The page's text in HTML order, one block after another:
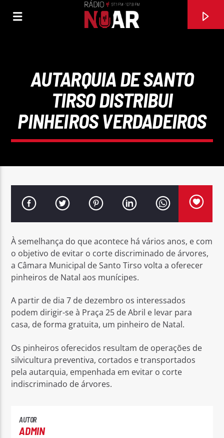
EU TAMBÉM SOU SENTIMENTAL
Rádio No ar
AUTARQUIA DE SANTO
TIRSO DISTRIBUI
PINHEIROS VERDADEIROS
À semelhança do que acontece há vários anos, e com
o objetivo de evitar o corte discriminado de árvores,
a Câmara Municipal de Santo Tirso volta a oferecer
pinheiros de Natal aos munícipes.
A partir de dia 7 de dezembro os interessados
podem dirigir-se à Praça 25 de Abril e levar para
casa, de forma gratuita, um pinheiro de Natal.
Os pinheiros oferecidos resultam de operações de
silvicultura preventiva, cortados e transportados
pela autarquia, empenhada em evitar o corte
indiscriminado de árvores.
AUTOR
ADMIN